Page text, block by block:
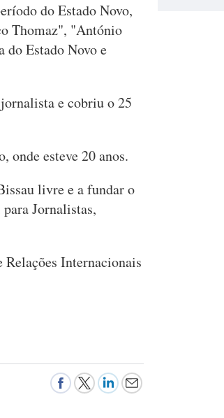
do Estado Novo,
Thomaz", "António
Estado Novo e
e cobriu o 25
onde esteve 20 anos.
livre e a fundar o
Jornalistas,
Internacionais